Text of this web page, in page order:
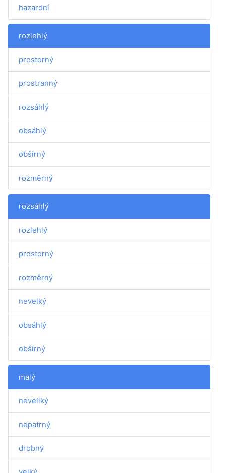
hazardní
rozlehlý
prostorný
prostranný
rozsáhlý
obsáhlý
obšírný
rozměrný
rozsáhlý
rozlehlý
prostorný
rozměrný
nevelký
obsáhlý
obšírný
malý
neveliký
nepatrný
drobný